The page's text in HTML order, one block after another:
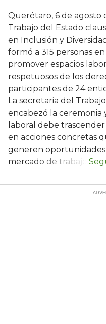
Querétaro, 6 de agosto
Trabajo del Estado
en Inclusión y
formó a 315 personas
promover espacios
respetuosos de los
participantes de 24
La secretaria del
encabezó la ceremonia
laboral debe
en acciones concretas
generen oportunidades
mercado de trabajo.